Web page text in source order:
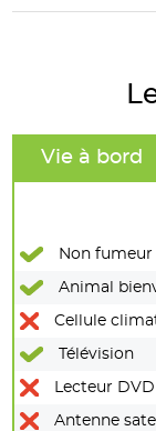
Vie à bord
Non fumeur
Animal
Cellule
Télévision
Lecteur DVD
Antenne